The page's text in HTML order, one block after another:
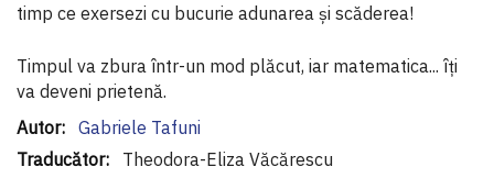
timp ce exersezi cu bucurie adunarea și scăderea!
Timpul va zbura într-un mod plăcut, iar matematica... îți
va deveni prietenă.
Informaţii
suplimentare
Gabriele Tafuni
Theodora-Eliza Văcărescu